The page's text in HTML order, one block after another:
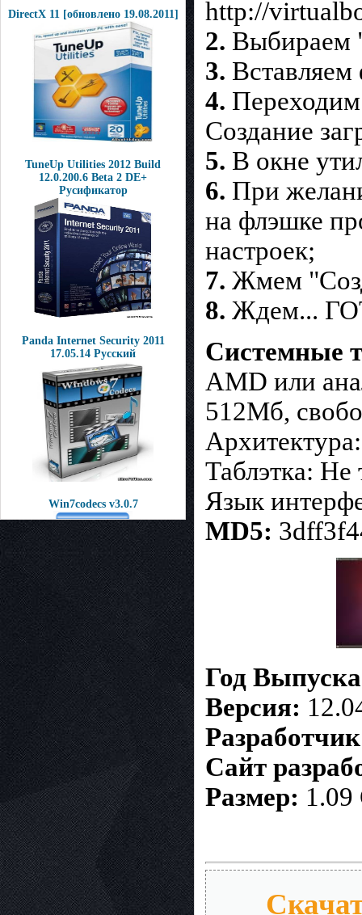
DirectX 11 [обновлено 19.08.2011]
TuneUp Utilities 2012 Build
12.0.200.6 Beta 2 DE+
Русификатор
Panda Internet Security 2011
17.05.14 Русский
Win7codecs v3.0.7
http://
2. Выбираем
3.
4.
Создание
5. В окне
6. При
на флэшке
настроек;
7. Жмем
8. Ждем...
Системные
AMD или
512Мб,
Таблэтка: Не
Язык
MD5:
Год
Версия:
Сайт
Размер: 1.09